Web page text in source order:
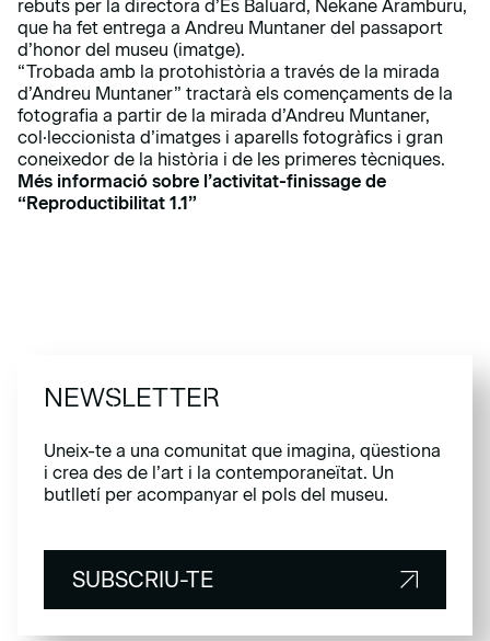
rebuts per la directora d’Es Baluard, Nekane Aramburu,
que ha fet entrega a Andreu Muntaner del passaport
d’honor del museu (imatge).
“Trobada amb la protohistòria a través de la mirada
d’Andreu Muntaner” tractarà els començaments de la
fotografia a partir de la mirada d’Andreu Muntaner,
col·leccionista d’imatges i aparells fotogràfics i gran
coneixedor de la història i de les primeres tècniques.
Més informació sobre l’activitat-finissage de
“Reproductibilitat 1.1”
NEWSLETTER
Uneix-te a una comunitat que imagina, qüestiona
i crea des de l’art i la contemporaneïtat. Un
butlletí per acompanyar el pols del museu.
SUBSCRIU-TE
SUBSCRIU-TE